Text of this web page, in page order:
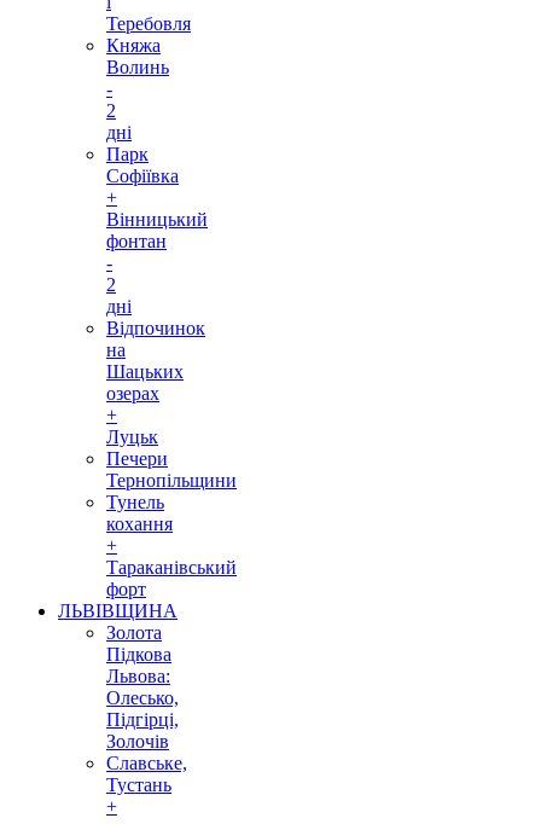
Теребовля
Княжа
Волинь
-
2
дні
Парк
Софіївка
+
Вінницький
фонтан
-
2
дні
Відпочинок
на
Шацьких
озерах
+
Луцьк
Печери
Тернопільщини
Тунель
кохання
+
Тараканівський
форт
ЛЬВІВЩИНА
Золота
Підкова
Львова:
Олесько,
Підгірці,
Золочів
Славське,
Тустань
+